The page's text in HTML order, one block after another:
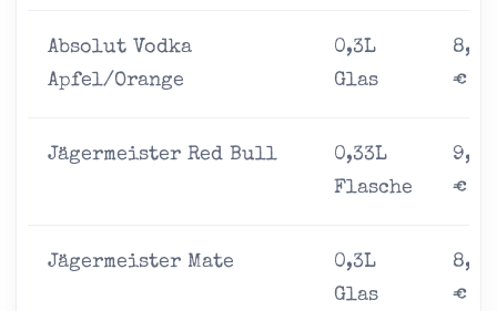
Absolut Vodka
Apfel/Orange
0,3L
Glas
8,00
€
Jägermeister Red Bull
0,33L
Flasche
9,00
€
Jägermeister Mate
0,3L
Glas
8,00
€